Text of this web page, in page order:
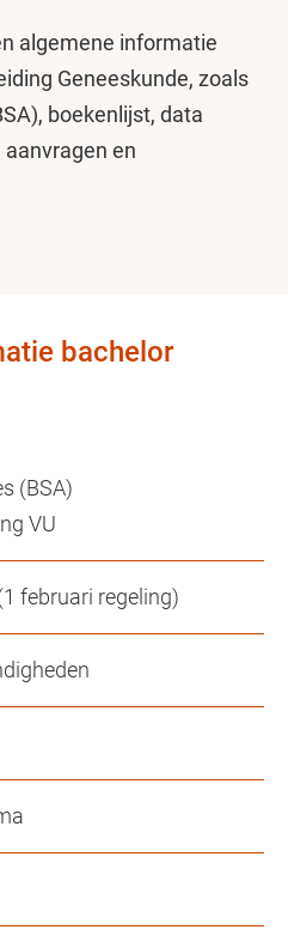
algemene informatie
Geneeskunde, zoals
boekenlijst, data
en
bachelor
(BSA)
VU
februari regeling)